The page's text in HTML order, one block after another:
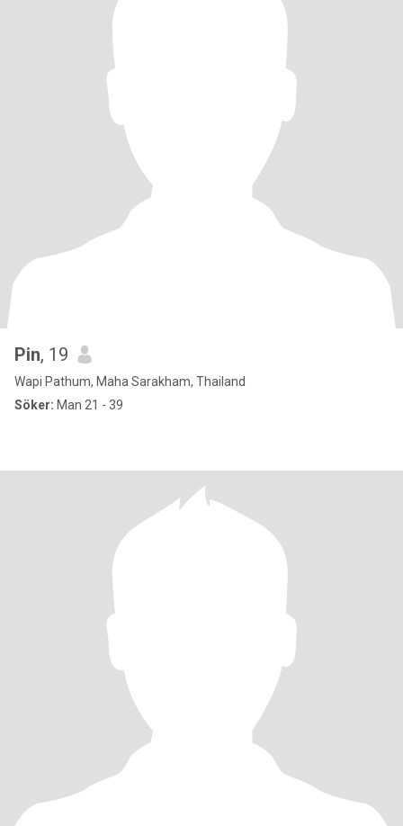
Pin, 19
Wapi Pathum, Maha Sarakham, Thailand
Söker: Man 21 - 39